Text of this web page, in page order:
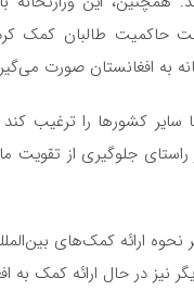
افغانستان تحت حاکمیت
به افغانستان صورت
کشورها را ترغیب
جلوگیری از تقویت
ارائه کمک‌های
نیز در حال ارائه کمک